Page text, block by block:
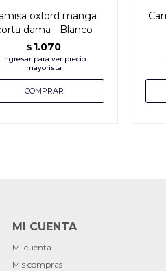
oxford manga
dama - Blanco
$ 1.070
MI CUENTA
Mi cuenta
Mis compras